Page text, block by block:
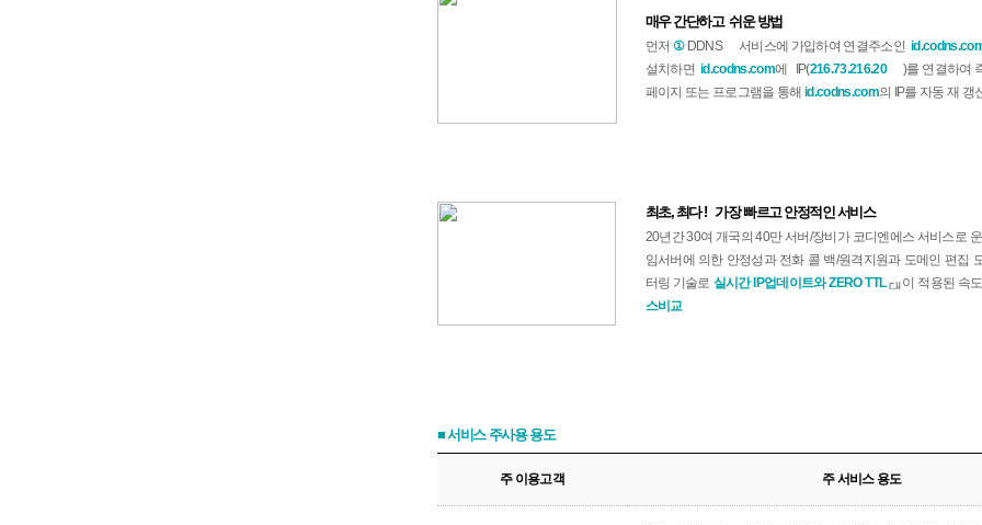
매우 간단하고 쉬운 방법
먼저 ① DDNS 서비스에 가입하여 연결주소인
설치하면 id.codns.com에 IP(216.73.216.20
)를 연결하여
페이지 또는 프로그램을 통해 id.codns.com의 IP를 자동 재 갱
최초, 최다 ! 가장 빠르고 안정적인 서비스
20년간 30여 개국의 40만 서버/장비가 코디엔에스 서비스로
임서버에 의한 안정성과 전화 콜 백/원격지원과 도메인 편집
터링 기술로 실시간 IP업데이트와 ZERO TTL
이 적용된 속
스비교
■ 서비스 주사용 용도
주 이용고객 주 서비스 용도